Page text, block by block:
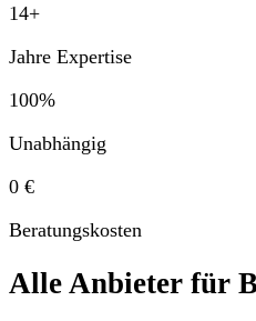
14+
Jahre Expertise
100%
Unabhängig
0 €
Beratungskosten
Alle Anbieter für